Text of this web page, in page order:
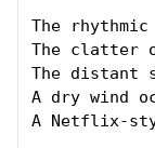
The
The clatter
The distant
A dry wind
A Netflix-